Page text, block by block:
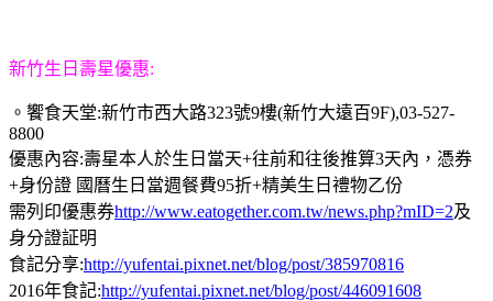
新竹生日壽星優惠:
。饗食天堂:新竹市西大路323號9樓(新竹大遠百9F),03-527-
8800
優惠內容:壽星本人於生日當天+往前和往後推算3天內，憑券
+身份證 國曆生日當週餐費95折+精美生日禮物乙份
需列印優惠券http://www.eatogether.com.tw/news.php?mID=2及
身分證証明
食記分享:http://yufentai.pixnet.net/blog/post/385970816
2016年食記:http://yufentai.pixnet.net/blog/post/446091608